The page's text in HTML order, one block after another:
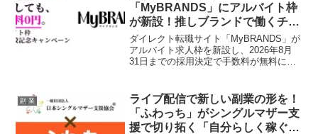
「MyBRANDS」にアルバイト枠
が新設！推しブランドで働くチャ
ンス＆手数料無料キャンペーンで
夢を叶えよう！
ダイレクト転職サイト「MyBRANDS」が
アルバイト求人枠を新設し、2026年8月
31日までの採用決定で手数料が無料にな
で働く夢を応援する、副業ファン待望の
ニュースをお届け！
副 業
ライブ配信で新しい副業の形を！
「ふわっち」がシングルマザー支
援で切り拓く「自分らしく稼ぐ」